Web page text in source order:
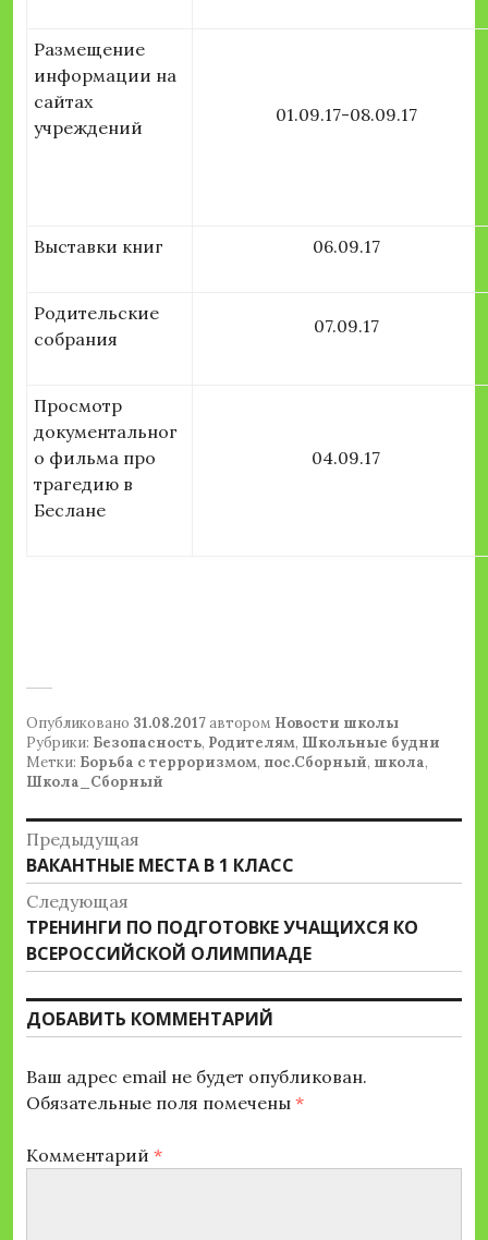
Размещение
информации на
сайтах
учреждений
01.09.17-08.09.17
Выставки книг 06.09.17
Родительские
собрания
07.09.17
Просмотр
документальног
о фильма про
трагедию в
Беслане
04.09.17
Опубликовано 31.08.2017автором Новости школы
Рубрики: Безопасность, Родителям, Школьные будни
Метки: Борьба с терроризмом, пос.Сборный, школа,
Школа_Сборный
Навигация
по
записям
Предыдущая
Предыдущая
запись:
ВАКАНТНЫЕ МЕСТА В 1 КЛАСС
Следующая
Следующая
запись:
ТРЕНИНГИ ПО ПОДГОТОВКЕ УЧАЩИХСЯ КО
ВСЕРОССИЙСКОЙ ОЛИМПИАДЕ
ДОБАВИТЬ КОММЕНТАРИЙ
Ваш адрес email не будет опубликован.
Обязательные поля помечены *
Комментарий *